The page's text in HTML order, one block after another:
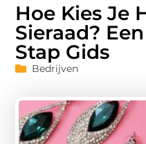
Hoe Kies Je
Sieraad?
Stap Gids
Bedrijven